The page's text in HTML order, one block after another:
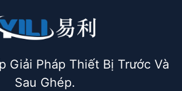
Giải Pháp Thiết Bị Trước Và
Sau Ghép.